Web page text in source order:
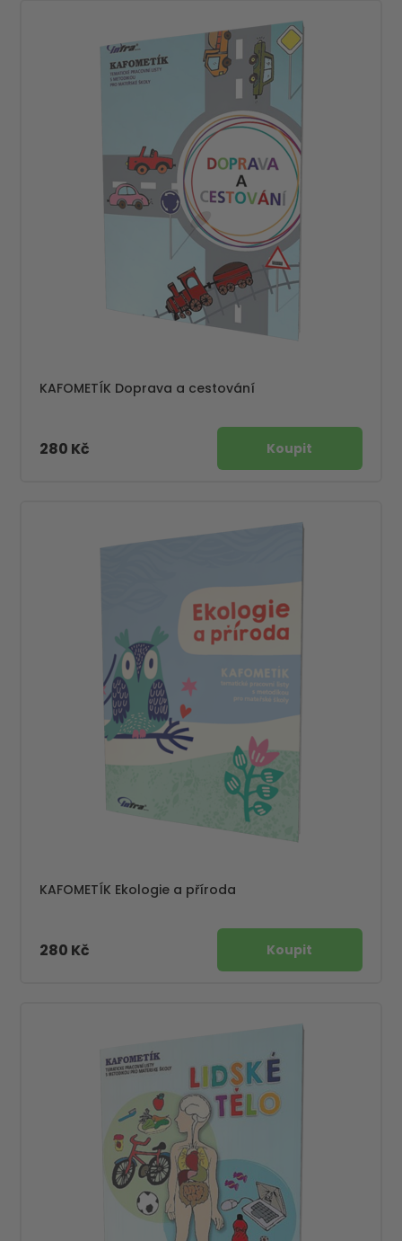
KAFOMETÍK Doprava a cestování
280 Kč
KAFOMETÍK Ekologie a příroda
280 Kč